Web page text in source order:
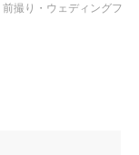
撮り・ウェディングフ